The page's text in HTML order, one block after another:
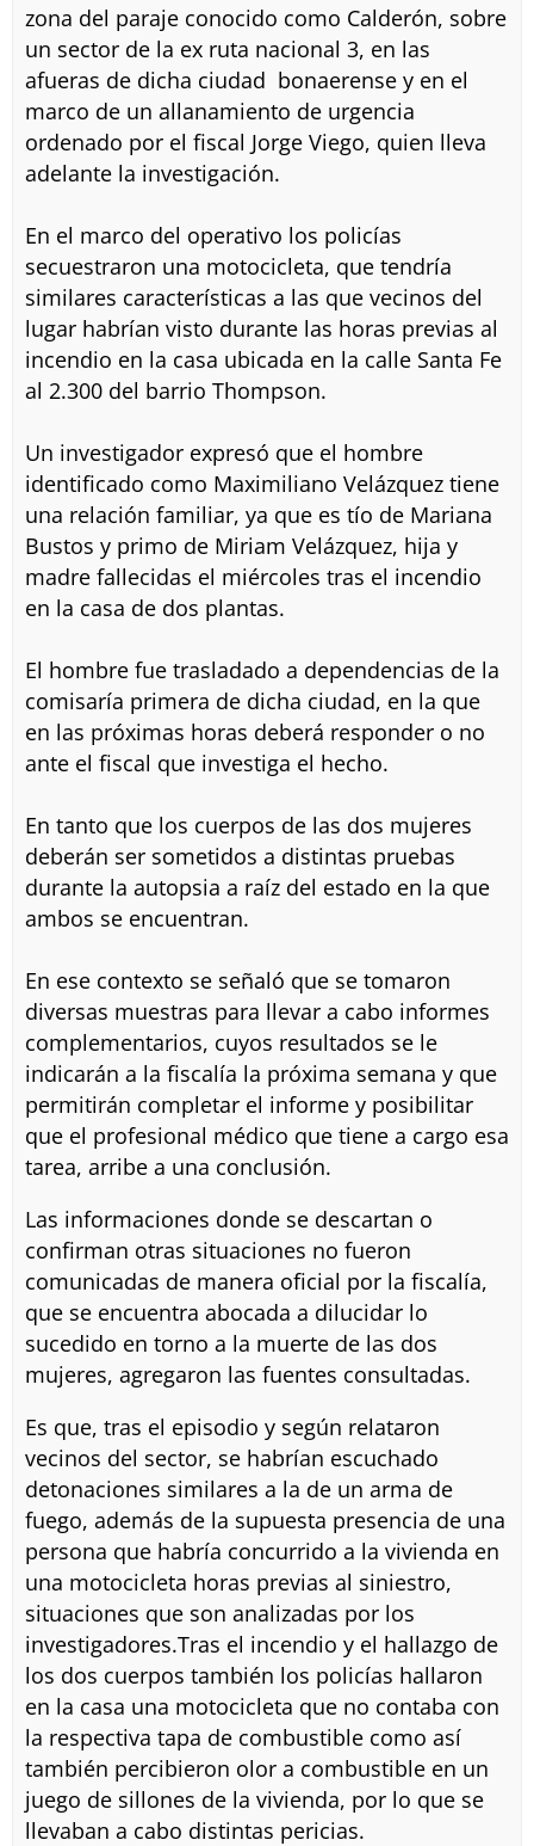
zona del paraje conocido como Calderón, sobre
un sector de la ex ruta nacional 3, en las
afueras de dicha ciudad bonaerense y en el
marco de un allanamiento de urgencia
ordenado por el fiscal Jorge Viego, quien lleva
adelante la investigación.
En el marco del operativo los policías
secuestraron una motocicleta, que tendría
similares características a las que vecinos del
lugar habrían visto durante las horas previas al
incendio en la casa ubicada en la calle Santa Fe
al 2.300 del barrio Thompson.
Un investigador expresó que el hombre
identificado como Maximiliano Velázquez tiene
una relación familiar, ya que es tío de Mariana
Bustos y primo de Miriam Velázquez, hija y
madre fallecidas el miércoles tras el incendio
en la casa de dos plantas.
El hombre fue trasladado a dependencias de la
comisaría primera de dicha ciudad, en la que
en las próximas horas deberá responder o no
ante el fiscal que investiga el hecho.
En tanto que los cuerpos de las dos mujeres
deberán ser sometidos a distintas pruebas
durante la autopsia a raíz del estado en la que
ambos se encuentran.
En ese contexto se señaló que se tomaron
diversas muestras para llevar a cabo informes
complementarios, cuyos resultados se le
indicarán a la fiscalía la próxima semana y que
permitirán completar el informe y posibilitar
que el profesional médico que tiene a cargo esa
tarea, arribe a una conclusión.
Las informaciones donde se descartan o
confirman otras situaciones no fueron
comunicadas de manera oficial por la fiscalía,
que se encuentra abocada a dilucidar lo
sucedido en torno a la muerte de las dos
mujeres, agregaron las fuentes consultadas.
Es que, tras el episodio y según relataron
vecinos del sector, se habrían escuchado
detonaciones similares a la de un arma de
fuego, además de la supuesta presencia de una
persona que habría concurrido a la vivienda en
una motocicleta horas previas al siniestro,
situaciones que son analizadas por los
investigadores.Tras el incendio y el hallazgo de
los dos cuerpos también los policías hallaron
en la casa una motocicleta que no contaba con
la respectiva tapa de combustible como así
también percibieron olor a combustible en un
juego de sillones de la vivienda, por lo que se
llevaban a cabo distintas pericias.